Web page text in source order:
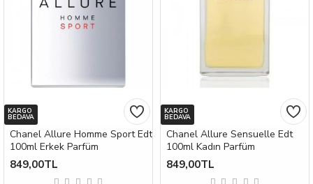
KARGO
BEDAVA
Chanel Allure Homme Sport Edt
100ml Erkek Parfüm
849,00TL
KARGO
BEDAVA
Chanel Allure Sensuelle Edt
100ml Kadın Parfüm
849,00TL